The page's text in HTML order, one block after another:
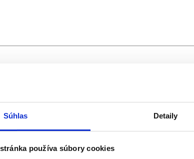
Súhlas Detaily
používa súbory cookies